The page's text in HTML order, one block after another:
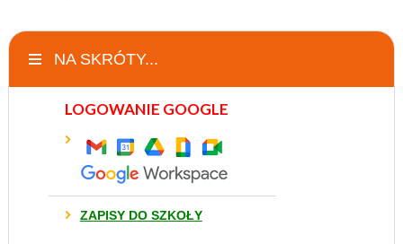
NA SKRÓTY...
LOGOWANIE GOOGLE
ZAPISY DO SZKOŁY